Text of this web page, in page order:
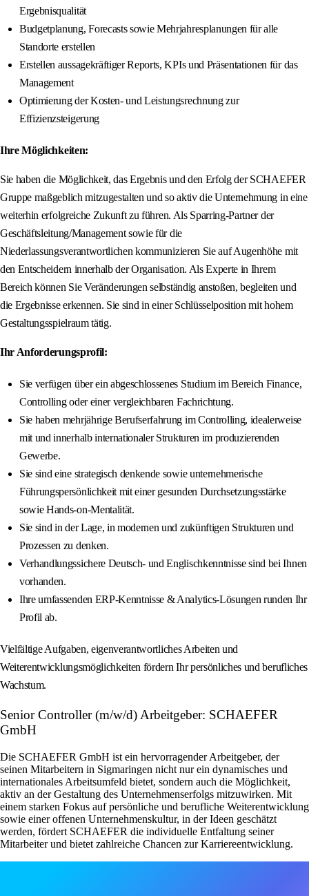
Ergebnisqualität
Budgetplanung, Forecasts sowie Mehrjahresplanungen für alle
Standorte erstellen
Erstellen aussagekräftiger Reports, KPIs und Präsentationen für das
Management
Optimierung der Kosten- und Leistungsrechnung zur
Effizienzsteigerung
Ihre Möglichkeiten:
Sie haben die Möglichkeit, das Ergebnis und den Erfolg der SCHAEFER
Gruppe maßgeblich mitzugestalten und so aktiv die Unternehmung in eine
weiterhin erfolgreiche Zukunft zu führen. Als Sparring-Partner der
Geschäftsleitung/Management sowie für die
Niederlassungsverantwortlichen kommunizieren Sie auf Augenhöhe mit
den Entscheidern innerhalb der Organisation. Als Experte in Ihrem
Bereich können Sie Veränderungen selbständig anstoßen, begleiten und
die Ergebnisse erkennen. Sie sind in einer Schlüsselposition mit hohem
Gestaltungsspielraum tätig.
Ihr Anforderungsprofil:
Sie verfügen über ein abgeschlossenes Studium im Bereich Finance,
Controlling oder einer vergleichbaren Fachrichtung.
Sie haben mehrjährige Berufserfahrung im Controlling, idealerweise
mit und innerhalb internationaler Strukturen im produzierenden
Gewerbe.
Sie sind eine strategisch denkende sowie unternehmerische
Führungspersönlichkeit mit einer gesunden Durchsetzungsstärke
sowie Hands-on-Mentalität.
Sie sind in der Lage, in modernen und zukünftigen Strukturen und
Prozessen zu denken.
Verhandlungssichere Deutsch- und Englischkenntnisse sind bei Ihnen
vorhanden.
Ihre umfassenden ERP-Kenntnisse & Analytics-Lösungen runden Ihr
Profil ab.
Vielfältige Aufgaben, eigenverantwortliches Arbeiten und
Weiterentwicklungsmöglichkeiten fördern Ihr persönliches und berufliches
Wachstum.
Senior Controller (m/w/d) Arbeitgeber: SCHAEFER
GmbH
Die SCHAEFER GmbH ist ein hervorragender Arbeitgeber, der
seinen Mitarbeitern in Sigmaringen nicht nur ein dynamisches und
internationales Arbeitsumfeld bietet, sondern auch die Möglichkeit,
aktiv an der Gestaltung des Unternehmenserfolgs mitzuwirken. Mit
einem starken Fokus auf persönliche und berufliche Weiterentwicklung
sowie einer offenen Unternehmenskultur, in der Ideen geschätzt
werden, fördert SCHAEFER die individuelle Entfaltung seiner
Mitarbeiter und bietet zahlreiche Chancen zur Karriereentwicklung.